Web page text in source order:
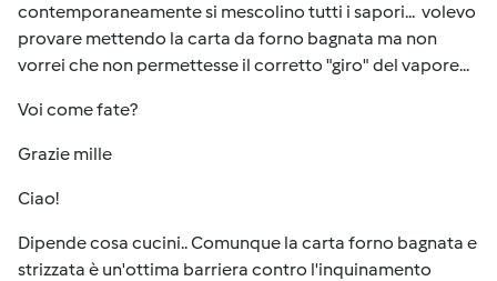
contemporaneamente si mescolino tutti i sapori... volevo
provare mettendo la carta da forno bagnata ma non
vorrei che non permettesse il corretto "giro" del vapore...
Voi come fate?
Grazie mille
Ciao!
Dipende cosa cucini.. Comunque la carta forno bagnata e
strizzata è un'ottima barriera contro l'inquinamento